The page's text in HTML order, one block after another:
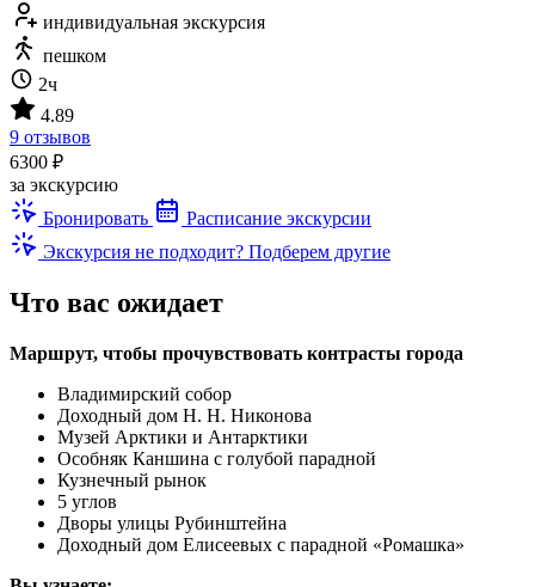
индивидуальная экскурсия
пешком
2ч
4.89
9 отзывов
6300 ₽
за экскурсию
Бронировать
Расписание экскурсии
Экскурсия не подходит? Подберем другие
Что вас ожидает
Маршрут, чтобы прочувствовать контрасты города
Владимирский собор
Доходный дом Н. Н. Никонова
Музей Арктики и Антарктики
Особняк Каншина с голубой парадной
Кузнечный рынок
5 углов
Дворы улицы Рубинштейна
Доходный дом Елисеевых с парадной «Ромашка»